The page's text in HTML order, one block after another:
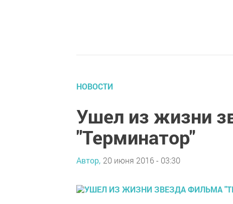
НОВОСТИ
Ушел из жизни
"Терминатор"
Автор, 20 июня 2016 - 03:30